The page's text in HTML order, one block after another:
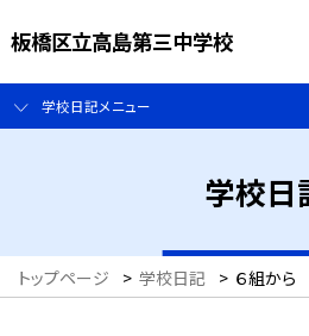
板橋区立高島第三中学校
学校日記メニュー
学校日
トップページ > 学校日記 > ６組から